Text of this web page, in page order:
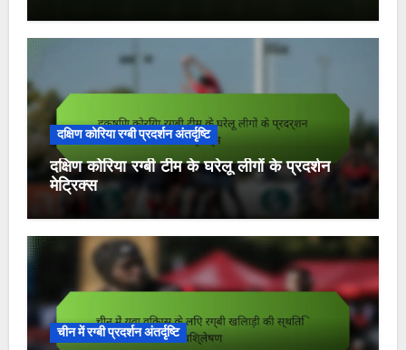
दक्षिण कोरिया रग्बी प्रदर्शन अंतर्दृष्टि
दक्षिण कोरिया रग्बी टीम के घरेलू लीगों के प्रदर्शन
मेट्रिक्स
चीन में रग्बी प्रदर्शन अंतर्दृष्टि